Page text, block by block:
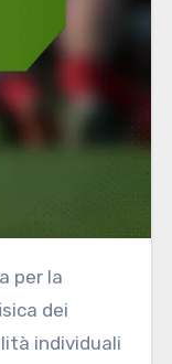
dei
individuali